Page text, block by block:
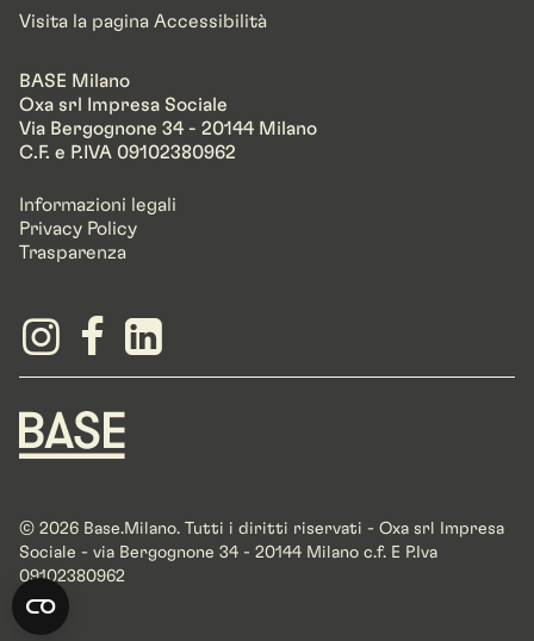
Visita la pagina Accessibilità
BASE Milano
Oxa srl Impresa Sociale
Via Bergognone 34 - 20144 Milano
C.F. e P.IVA 09102380962
Informazioni legali
Privacy Policy
Trasparenza
© 2026 Base.Milano. Tutti i diritti riservati - Oxa srl Impresa
Sociale - via Bergognone 34 - 20144 Milano c.f. E P.Iva
09102380962